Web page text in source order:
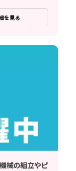
を見る
械の組立やピ